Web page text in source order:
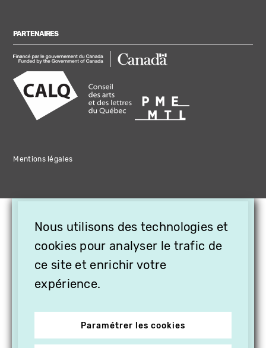
PARTENAIRES
Mentions légales
Nous utilisons des technologies et
cookies pour analyser le trafic de
ce site et enrichir votre
expérience.
Paramétrer les cookies
OFFREZ LA VIDÉO EN
CADEAU, ABONNEZ VOS
PROCHES À VITHÈQUE !